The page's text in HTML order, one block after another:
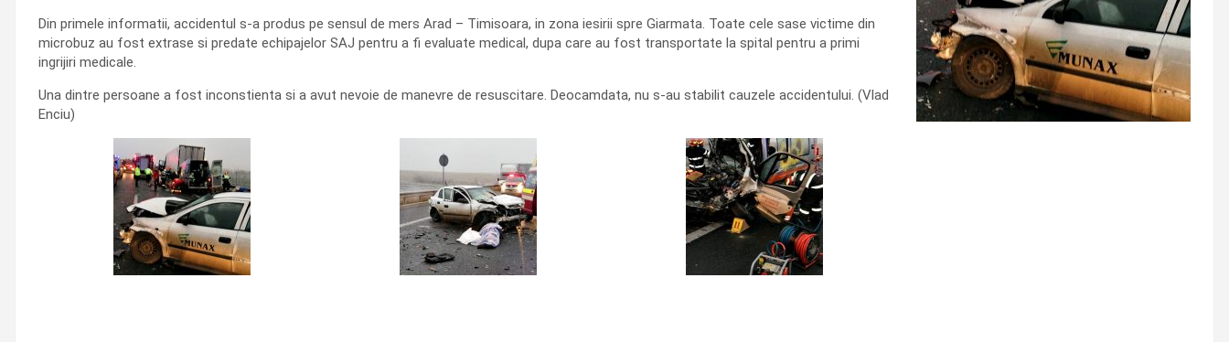
Din primele informatii, accidentul s-a produs pe sensul de mers Arad – Timisoara, in zona iesirii spre Giarmata. Toate cele sase victime din
microbuz au fost extrase si predate echipajelor SAJ pentru a fi evaluate medical, dupa care au fost transportate la spital pentru a primi
ingrijiri medicale.
Una dintre persoane a fost inconstienta si a avut nevoie de manevre de resuscitare. Deocamdata, nu s-au stabilit cauzele accidentului. (Vlad
Enciu)